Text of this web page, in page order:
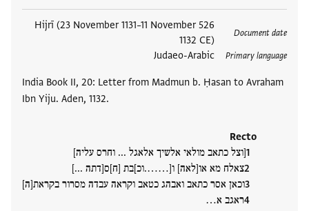
Document date
526 Hijrī (23 November 1131–11 November
1132 CE)
Primary language
Judaeo-Arabic
India Book II, 20: Letter from Madmun b. Ḥasan to Avraham
Ibn Yiju. Aden, 1132.
Recto
[וצל כתאב מולאי אלשיך אלאגל ... וחרס עליה]
צאלח מא או[לאה] ו[…….וכ]בת [ח]ס[דתה ...]
וכאן אסר כתאב ואבהג כטאב וקראה עבדה מסרור בקראת[ה]
ראגב א‮…